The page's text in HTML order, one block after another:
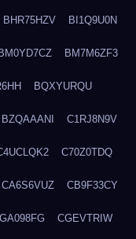
BHR75HZV BI1Q9U0N
BM0YD7CZ BM7M6ZF3
BQXYURQU
BZQAAANI C1RJ8N9V
C70Z0TDQ
CA6S6VUZ CB9F33CY
CGEVTRIW